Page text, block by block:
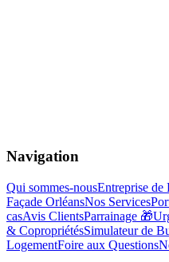
Navigation
Qui sommes-nousEntreprise de
Façade OrléansNos Services
casAvis ClientsParrainage 🎁
& CopropriétésSimulateur de
LogementFoire aux Questions